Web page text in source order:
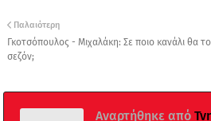
Παλαιότερη
Γκοτσόπουλος - Μιχαλάκη: Σε ποιο κανάλι θα
σεζόν;
Αναρτήθηκε από